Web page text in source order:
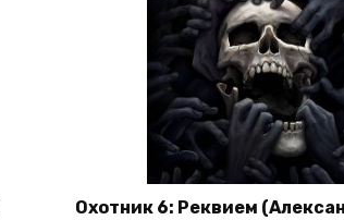
Охотник 6: Реквием